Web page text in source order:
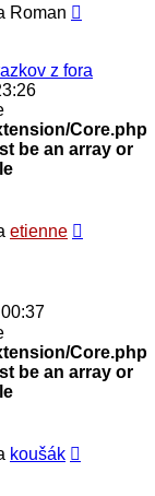
Roman
z fora
Core.php
be an array or
etienne
Core.php
be an array or
koušák